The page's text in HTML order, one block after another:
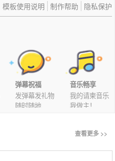
隐私保护
制作帮助
模板使用说明
弹幕祝福
发弹幕发礼物
随时随地
音乐畅享
我的请柬音乐
我做主！
查看更多 >>